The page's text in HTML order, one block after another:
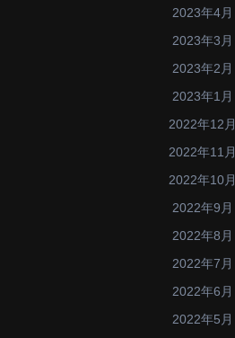
2023年4月
2023年3月
2023年2月
2023年1月
2022年12月
2022年11月
2022年10月
2022年9月
2022年8月
2022年7月
2022年6月
2022年5月